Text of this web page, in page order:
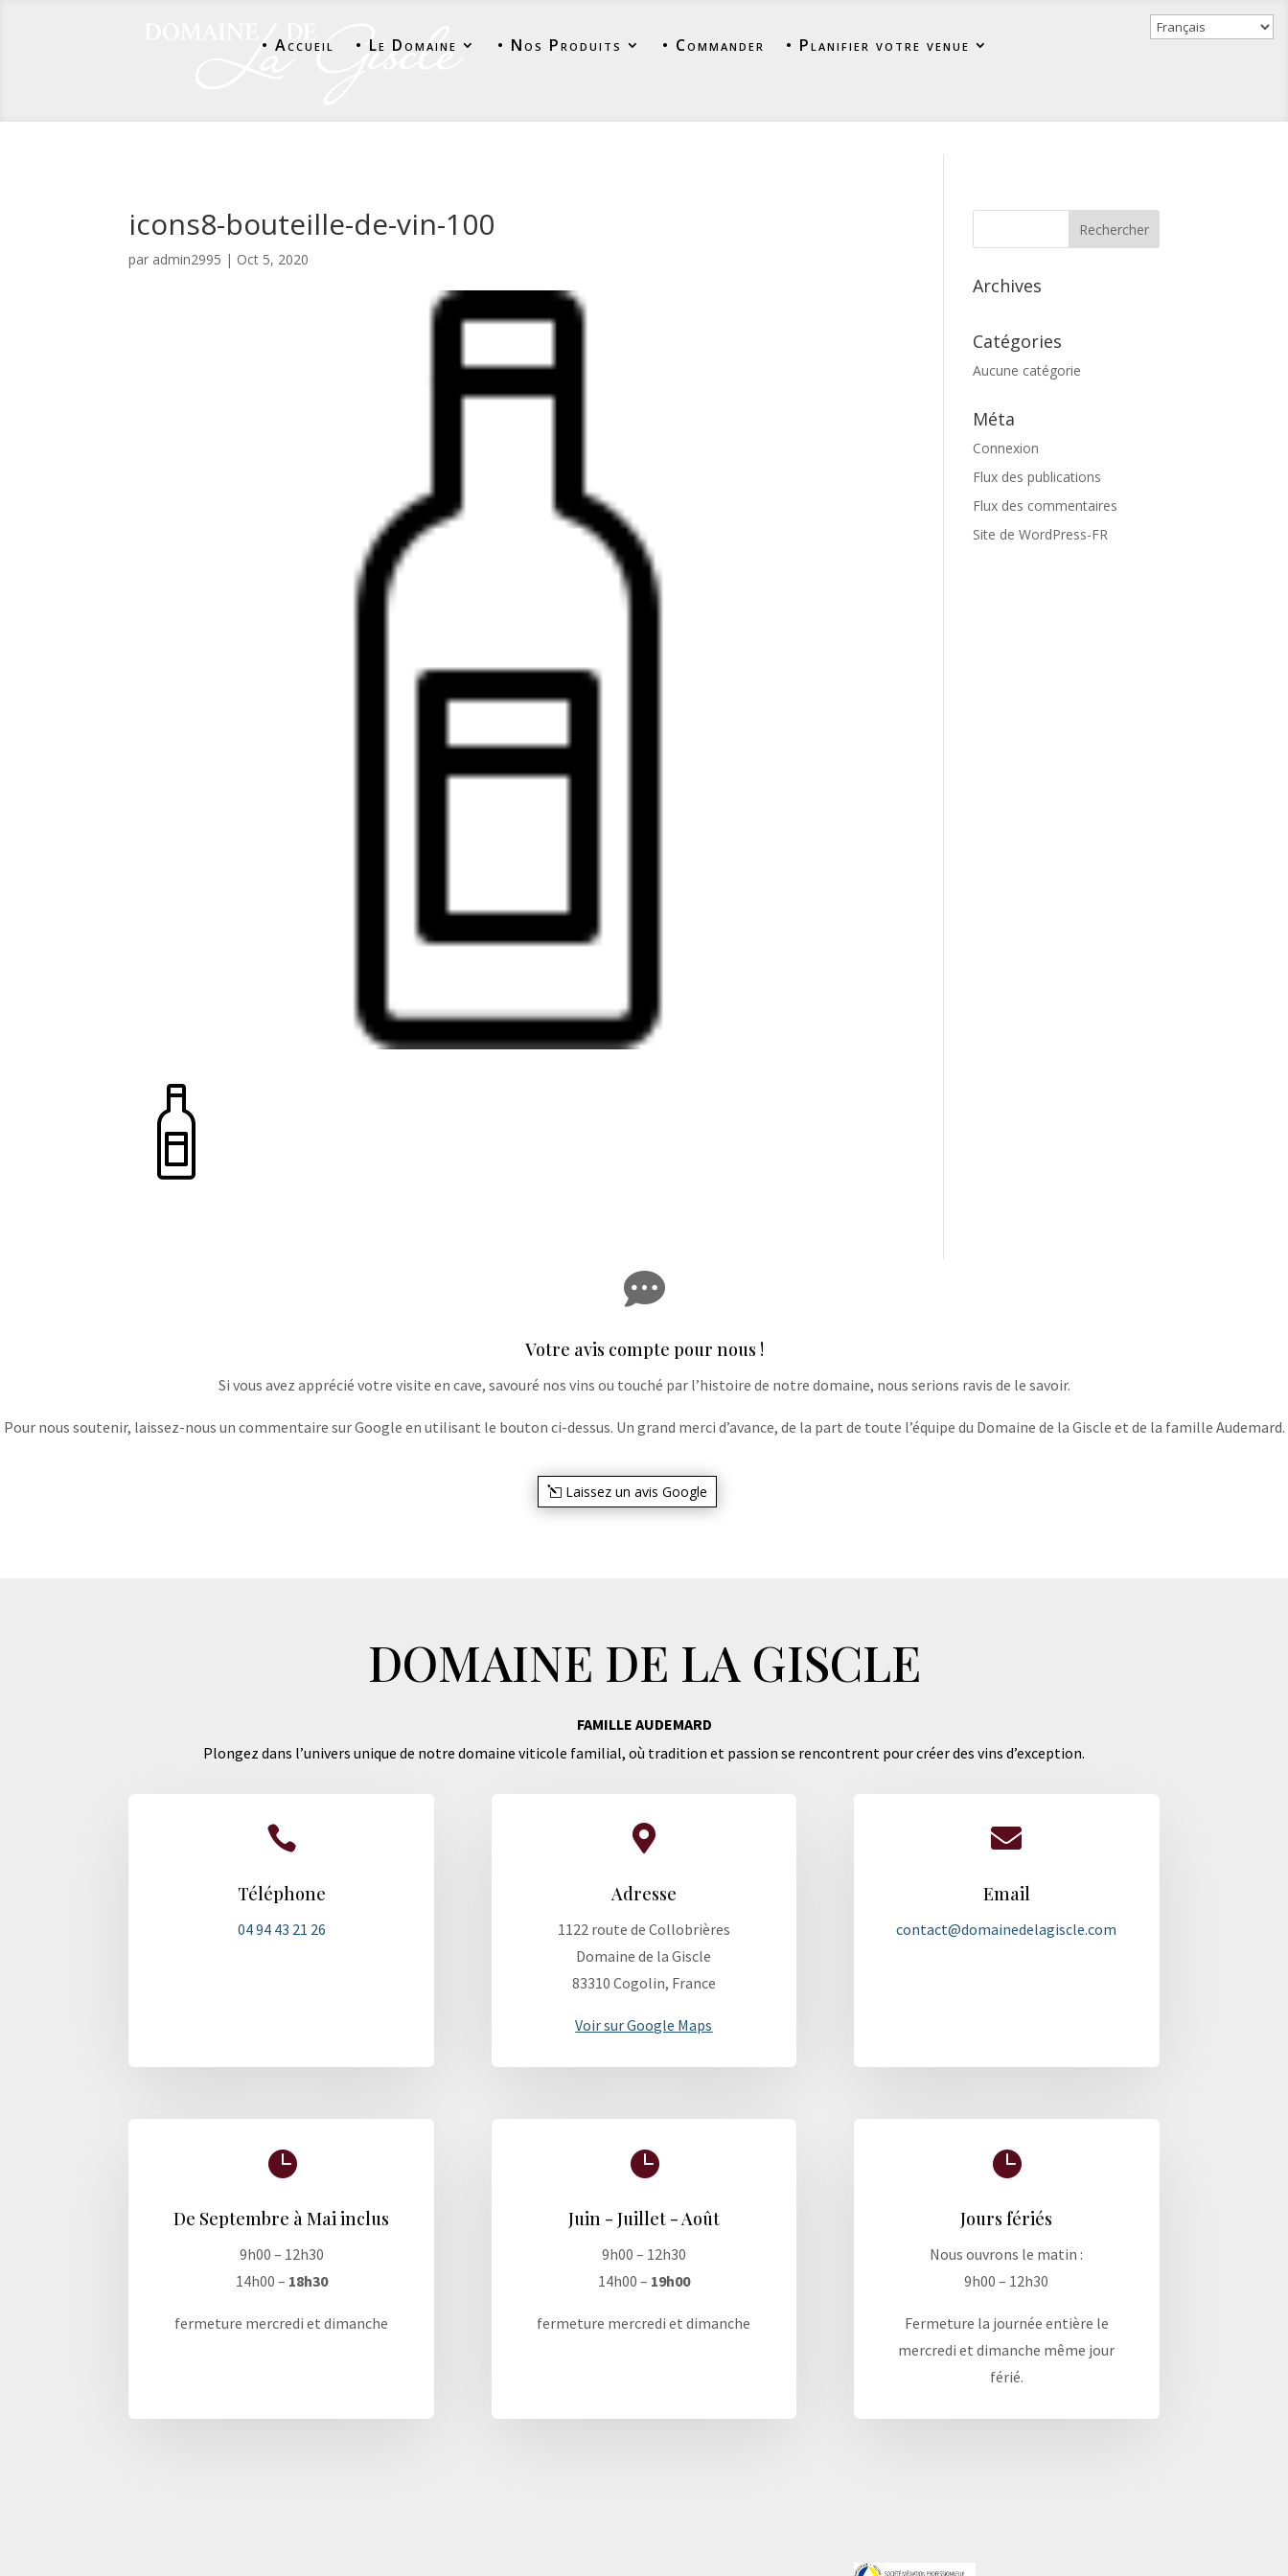
• Accueil • Le Domaine • Nos Produits • Commander • Planifier votre venue
icons8-bouteille-de-vin-100
par admin2995 | Oct 5, 2020
Archives
Catégories
Aucune catégorie
Méta
Connexion
Flux des publications
Flux des commentaires
Site de WordPress-FR

Votre avis compte pour nous !
Si vous avez apprécié votre visite en cave, savouré nos vins ou touché par l’histoire de notre domaine, nous serions ravis de le savoir.
Pour nous soutenir, laissez-nous un commentaire sur Google en utilisant le bouton ci-dessus. Un grand merci d’avance, de la part de toute l’équipe du Domaine de la Giscle et de la famille Audemard.
Laissez un avis Google
DOMAINE DE LA GISCLE
FAMILLE AUDEMARD
Plongez dans l’univers unique de notre domaine viticole familial, où tradition et passion se rencontrent pour créer des vins d’exception.

Téléphone
04 94 43 21 26

Adresse
1122 route de Collobrières
Domaine de la Giscle
83310 Cogolin, France
Voir sur Google Maps

Email
contact@domainedelagiscle.com

De Septembre à Mai inclus
9h00 – 12h30
14h00 – 18h30
fermeture mercredi et dimanche

Juin - Juillet - Août
9h00 – 12h30
14h00 – 19h00
fermeture mercredi et dimanche

Jours fériés
Nous ouvrons le matin :
9h00 – 12h30
Fermeture la journée entière le
mercredi et dimanche même jour
férié.